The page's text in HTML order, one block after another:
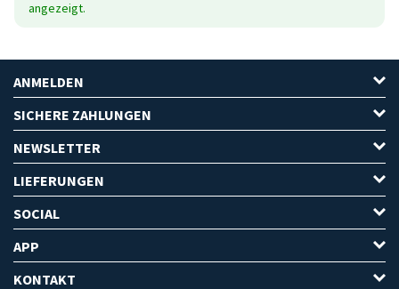
angezeigt.
ANMELDEN
SICHERE ZAHLUNGEN
NEWSLETTER
LIEFERUNGEN
SOCIAL
APP
KONTAKT